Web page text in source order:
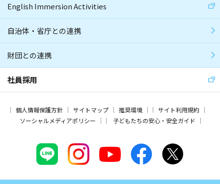
English Immersion Activities
自治体・省庁との連携
財団との連携
社員採用
個人情報保護方針 サイトマップ 推奨環境
サイト利用規約
ソーシャルメディアポリシー
子どもたちの安心・安全ガイド